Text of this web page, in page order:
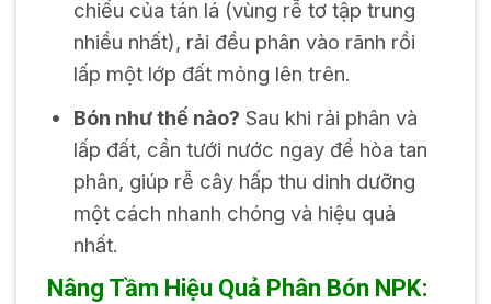
chiếu của tán lá (vùng rễ tơ tập trung
nhiều nhất), rải đều phân vào rãnh rồi
lấp một lớp đất mỏng lên trên.
Bón như thế nào? Sau khi rải phân và
lấp đất, cần tưới nước ngay để hòa tan
phân, giúp rễ cây hấp thu dinh dưỡng
một cách nhanh chóng và hiệu quả
nhất.
Nâng Tầm Hiệu Quả Phân Bón NPK: